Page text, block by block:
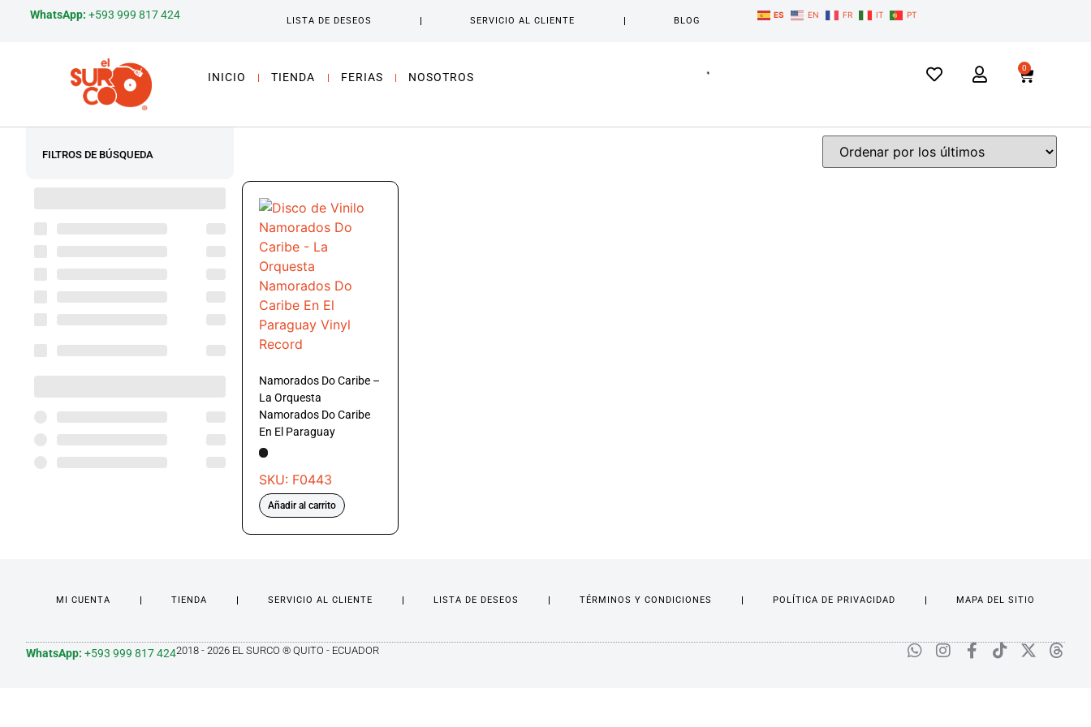
WhatsApp: +593 999 817 424 LISTA DE DESEOS SERVICIO AL CLIENTE BLOG
ES EN FR IT PT
INICIO TIENDA FERIAS NOSOTROS
0
FILTROS DE BÚSQUEDA
Namorados Do Caribe –
La Orquesta
Namorados Do Caribe
En El Paraguay
SKU: F0443
Añadir al carrito
MI CUENTA TIENDA SERVICIO AL CLIENTE LISTA DE DESEOS TÉRMINOS Y CONDICIONES POLÍTICA DE PRIVACIDAD MAPA DEL SITIO
WhatsApp: +593 999 817 4242018 - 2026 EL SURCO ® QUITO - ECUADOR